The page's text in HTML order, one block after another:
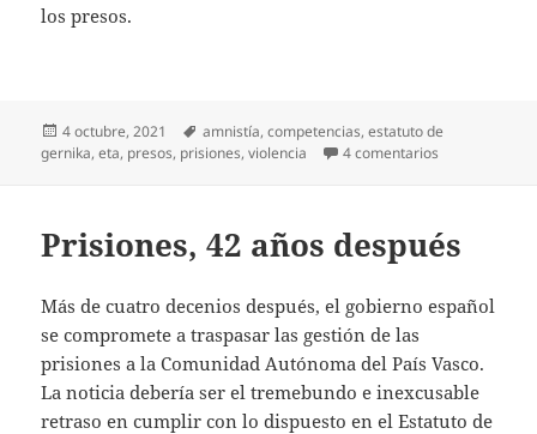
los presos.
Publicado
el
4 octubre, 2021 Etiquetas
amnistía,competencias,estatuto de
gernika,eta, presos, prisiones,violencia 4 comentarios
Prisiones, 42 años después
Más de cuatro decenios después, el gobierno español
se compromete a traspasar las gestión de las
prisiones a la Comunidad Autónoma del País Vasco.
La noticia debería ser el tremebundo e inexcusable
retraso en cumplir con lo dispuesto en el Estatuto de